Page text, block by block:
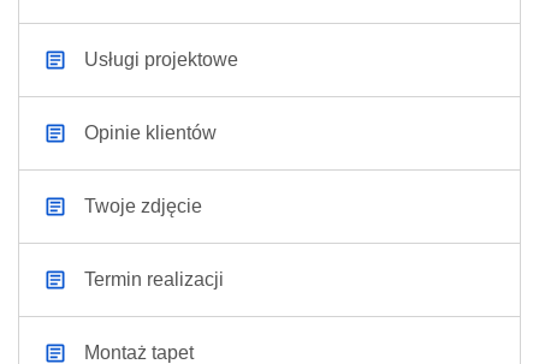
Usługi projektowe
Opinie klientów
Twoje zdjęcie
Termin realizacji
Montaż tapet